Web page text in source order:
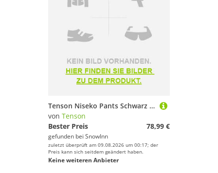
Tenson Niseko Pants Schwarz S Frau
von Tenson
Bester Preis
78,99 €
gefunden bei SnowInn
zuletzt überprüft am 09.08.2026 um 00:17; der
Preis kann sich seitdem geändert haben.
Keine weiteren Anbieter